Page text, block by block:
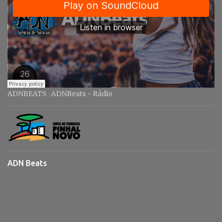
ADNBEATS · ADNBeats - Rádio
ADN Beats